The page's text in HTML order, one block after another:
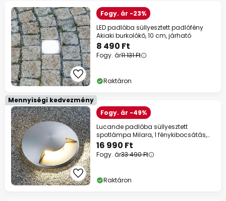
Fogy. ár -23%
LED padlóba süllyesztett padlófény
Akiaki burkolókő, 10 cm, járható
8 490 Ft
Fogy. ár11 131 Ft
Raktáron
Mennyiségi kedvezmény
Fogy. ár -49%
Lucande padlóba süllyesztett
spotlámpa Milara, 1 fénykibocsátás,
GU10
16 990 Ft
Fogy. ár33 490 Ft
Raktáron